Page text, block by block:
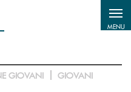
MENU
GIOVANI GIOVANI